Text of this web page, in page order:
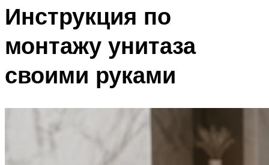
Инструкция по
монтажу унитаза
своими руками